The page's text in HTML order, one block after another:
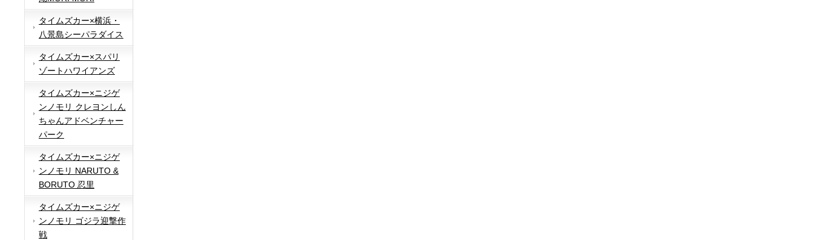
タイムズカー×横浜・
八景島シーパラダイス
タイムズカー×スパリ
ゾートハワイアンズ
タイムズカー×ニジゲ
ンノモリ クレヨンしん
ちゃんアドベンチャー
パーク
タイムズカー×ニジゲ
ンノモリ NARUTO &
BORUTO 忍里
タイムズカー×ニジゲ
ンノモリ ゴジラ迎撃作
戦